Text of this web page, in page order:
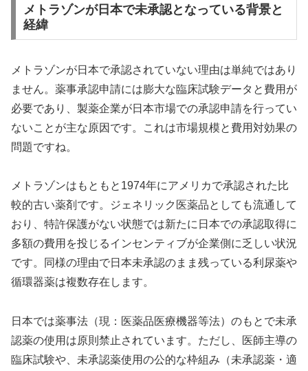
メトラゾンが日本で未承認となっている背景と
経緯
メトラゾンが日本で承認されていない理由は単純ではあり
ません。薬事承認申請には膨大な臨床試験データと費用が
必要であり、製薬企業が日本市場での承認申請を行ってい
ないことが主な原因です。これは市場規模と費用対効果の
問題ですね。
メトラゾンはもともと1974年にアメリカで承認された比
較的古い薬剤です。ジェネリック医薬品としても流通して
おり、特許保護がない状態では新たに日本での承認取得に
多額の費用を投じるインセンティブが企業側に乏しい状況
です。同様の理由で日本未承認のまま残っている利尿薬や
循環器薬は複数存在します。
日本では薬事法（現：医薬品医療機器等法）のもとで未承
認薬の使用は原則禁止されています。ただし、医師主導の
臨床試験や、未承認薬使用の公的な枠組み（未承認薬・適